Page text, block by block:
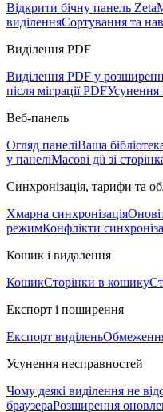
Відкрити бічну панель
виділенняСортування та
Виділення PDF
Виділення PDF у
після міграції PDFУсунення
Веб-панель
Огляд панеліВаша
у панеліМасові дії зі
Синхронізація, тарифи та
Хмарна синхронізація
режимКонфлікти
Кошик і видалення
КошикСторінки в кошику
Експорт і поширення
Експорт виділень
Усунення несправностей
Чому деякі виділення не
браузераРозширення